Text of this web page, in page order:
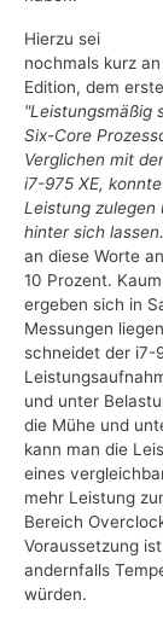
Hierzu sei
nochmals kurz
Edition, dem
"Leistungsmäßig
Six-Core
Verglichen mit
i7-975 XE,
Leistung zulegen
hinter sich
an diese Worte
10 Prozent.
ergeben sich in
Messungen
schneidet der i7-
und unter
die Mühe und
kann man die
eines
mehr Leistung
Bereich
Voraussetzung
andernfalls
würden.